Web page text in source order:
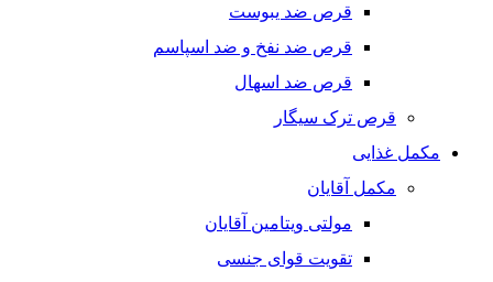
قرص ضد یبوست
قرص ضد نفخ و ضد اسپاسم
قرص ضد اسهال
قرص ترک سیگار
مکمل غذایی
مکمل آقایان
مولتی ویتامین آقایان
تقویت قوای جنسی